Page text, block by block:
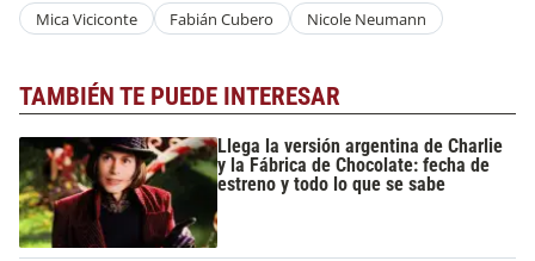
Mica Viciconte Fabián Cubero Nicole Neumann
TAMBIÉN TE PUEDE INTERESAR
Llega la versión argentina de Charlie
y la Fábrica de Chocolate: fecha de
estreno y todo lo que se sabe